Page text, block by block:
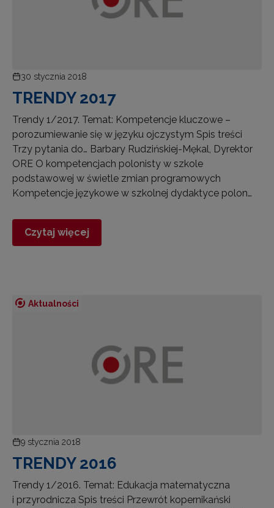
30 stycznia 2018
TRENDY 2017
Trendy 1/2017. Temat: Kompetencje kluczowe –
porozumiewanie się w języku ojczystym Spis treści
Trzy pytania do… Barbary Rudzińskiej-Mękal, Dyrektor
ORE O kompetencjach polonisty w szkole
podstawowej w świetle zmian programowych
Kompetencje językowe w szkolnej dydaktyce polon…
Czytaj więcej
Aktualności
9 stycznia 2018
TRENDY 2016
Trendy 1/2016. Temat: Edukacja matematyczna
i przyrodnicza Spis treści Przewrót kopernikański